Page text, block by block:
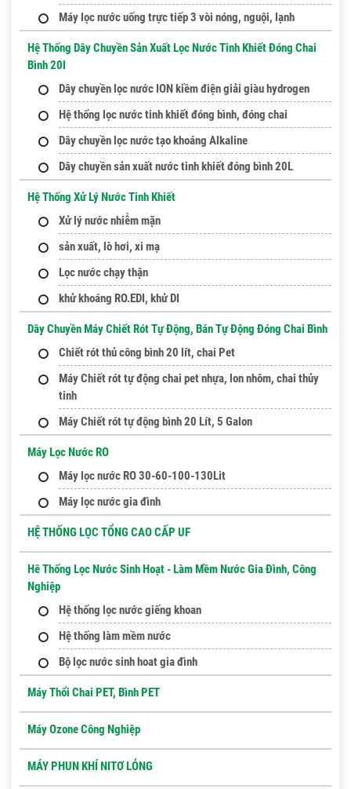
Máy lọc nước uống trực tiếp 3 vòi nóng, nguội, lạnh
Hệ Thống Dây Chuyền Sản Xuất Lọc Nước Tinh Khiết Đóng Chai
Bình 20l
Dây chuyền lọc nước ION kiềm điện giải giàu hydrogen
Hệ thống lọc nước tinh khiết đóng bình, đóng chai
Dây chuyền lọc nước tạo khoáng Alkaline
Dây chuyền sản xuất nước tinh khiết đóng bình 20L
Hệ Thống Xử Lý Nước Tinh Khiết
Xử lý nước nhiễm mặn
sản xuất, lò hơi, xi mạ
Lọc nước chạy thận
khử khoáng RO.EDI, khử DI
Dây Chuyền Máy Chiết Rót Tự Động, Bán Tự Động Đóng Chai Bình
Chiết rót thủ công bình 20 lít, chai Pet
Máy Chiết rót tự động chai pet nhựa, lon nhôm, chai thủy
tinh
Máy Chiết rót tự động bình 20 Lít, 5 Galon
Máy Lọc Nước RO
Máy lọc nước RO 30-60-100-130Lit
Máy lọc nước gia đình
HỆ THỐNG LỌC TỔNG CAO CẤP UF
Hê Thống Lọc Nước Sinh Hoạt - Làm Mềm Nước Gia Đình, Công
Nghiệp
Hệ thống lọc nước giếng khoan
Hệ thống làm mềm nước
Bộ lọc nước sinh hoat gia đình
Máy Thổi Chai PET, Bình PET
Máy Ozone Công Nghiệp
MÁY PHUN KHÍ NITƠ LỎNG